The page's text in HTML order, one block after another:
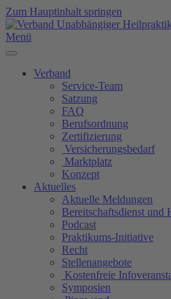
Zum Hauptinhalt springen
Menü
Verband
Service-Team
Satzung
FAQ
Berufsordnung
Zertifizierung
Versicherungsbedarf
Marktplatz
Konzept
Aktuelles
Aktuelle Meldungen
Bereitschaftsdienst und
Podcast
Praktikums-Initiative
Recht
Stellenangebote
Kostenfreie
Symposien